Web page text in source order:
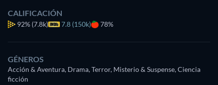
CALIFICACIÓN
92% (7.8k) 7.8 (150k) 78%
GÉNEROS
Acción & Aventura, Drama, Terror, Misterio & Suspense, Ciencia
ficción